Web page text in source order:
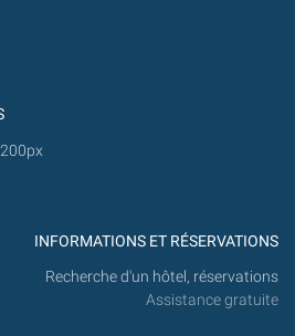
INFORMATIONS ET RÉSERVATIONS
Recherche d'un hôtel, réservations
Assistance gratuite